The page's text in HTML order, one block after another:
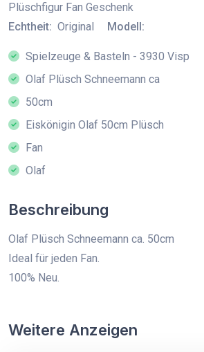
Plüschfigur Fan Geschenk
Echtheit: Original Modell:
Spielzeuge & Basteln - 3930 Visp
Olaf Plüsch Schneemann ca
50cm
Eiskönigin Olaf 50cm Plüsch
Fan
Olaf
Beschreibung
Olaf Plüsch Schneemann ca. 50cm
Ideal für jeden Fan.
100% Neu.
Weitere Anzeigen